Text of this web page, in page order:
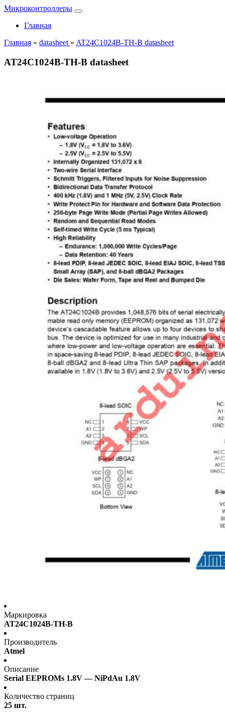
Микроконтроллеры
Главная
Главная » datasheet » AT24C1024B-TH-B datasheet
AT24C1024B-TH-B datasheet
Маркировка
AT24C1024B-TH-B
Производитель
Atmel
Описание
Serial EEPROMs 1.8V — NiPdAu 1.8V
Количество страниц
25 шт.